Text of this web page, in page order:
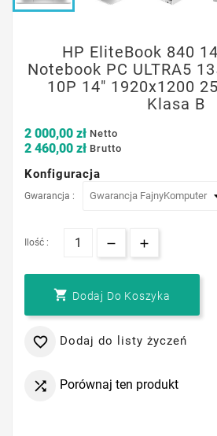
HP EliteBook 840
Notebook PC ULTRA5
10P 14" 1920x1200
Klasa B
2 000,00 zł Netto
2 460,00 zł Brutto
Konfiguracja
Gwarancja :
Ilość :
 Dodaj Do Koszyka
 Dodaj do listy życzeń
 Porównaj ten produkt